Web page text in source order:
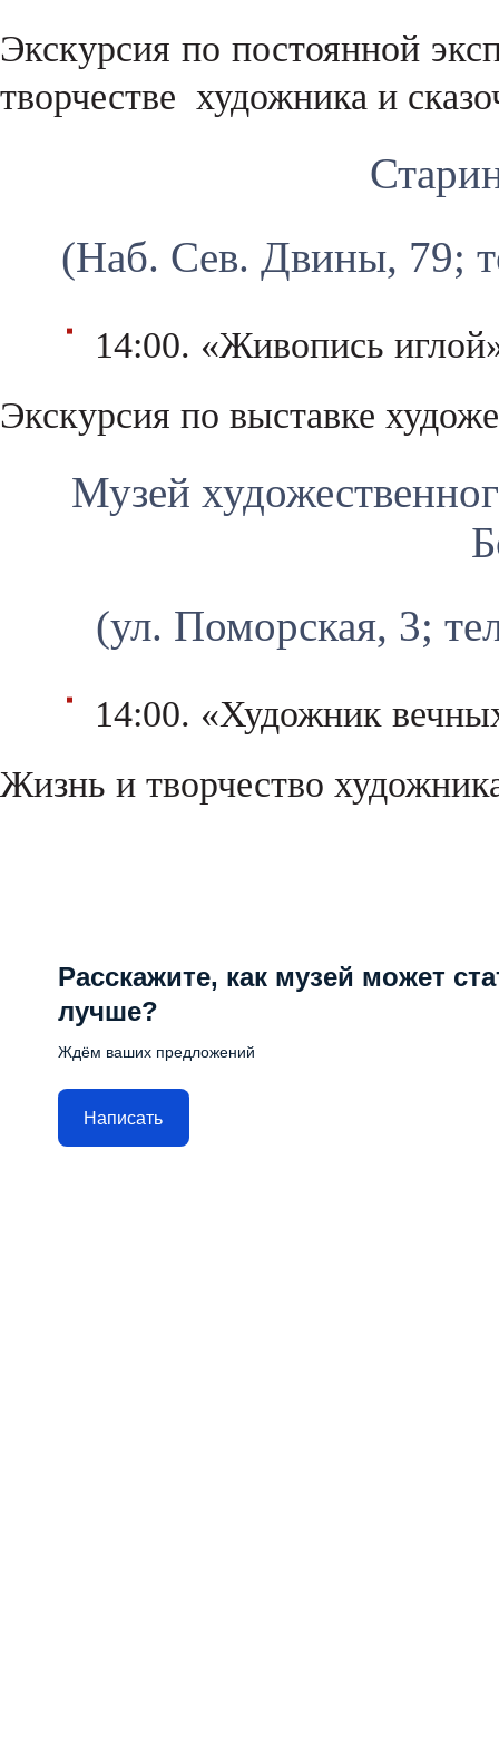
Экскурсия по постоянной
творчестве художника и
(Наб. Сев. Двины, 79;
14:00. «Живопись
Экскурсия по выставке
Музей
(ул. Поморская, 3;
14:00. «Художник
Жизнь и творчество
Расскажите, как музей может
лучше?
Ждём ваших предложений
Написать